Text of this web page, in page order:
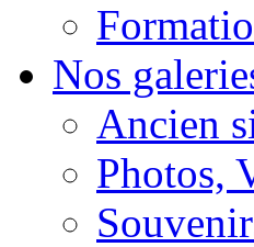
Nos
Ancien
Photos,